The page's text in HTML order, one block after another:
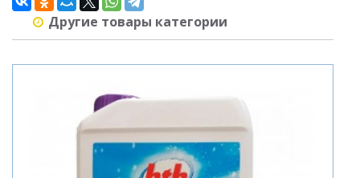
Другие товары категории